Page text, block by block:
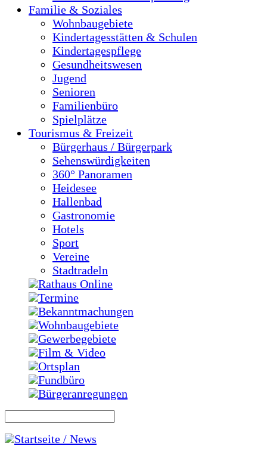
Familie & Soziales
Wohnbaugebiete
Kindertagesstätten & Schulen
Kindertagespflege
Gesundheitswesen
Jugend
Senioren
Familienbüro
Spielplätze
Tourismus & Freizeit
Bürgerhaus / Bürgerpark
Sehenswürdigkeiten
360° Panoramen
Heidesee
Hallenbad
Gastronomie
Hotels
Sport
Vereine
Stadtradeln
Rathaus Online
Termine
Bekanntmachungen
Wohnbaugebiete
Gewerbegebiete
Film & Video
Ortsplan
Fundbüro
Bürgeranregungen
Startseite / News